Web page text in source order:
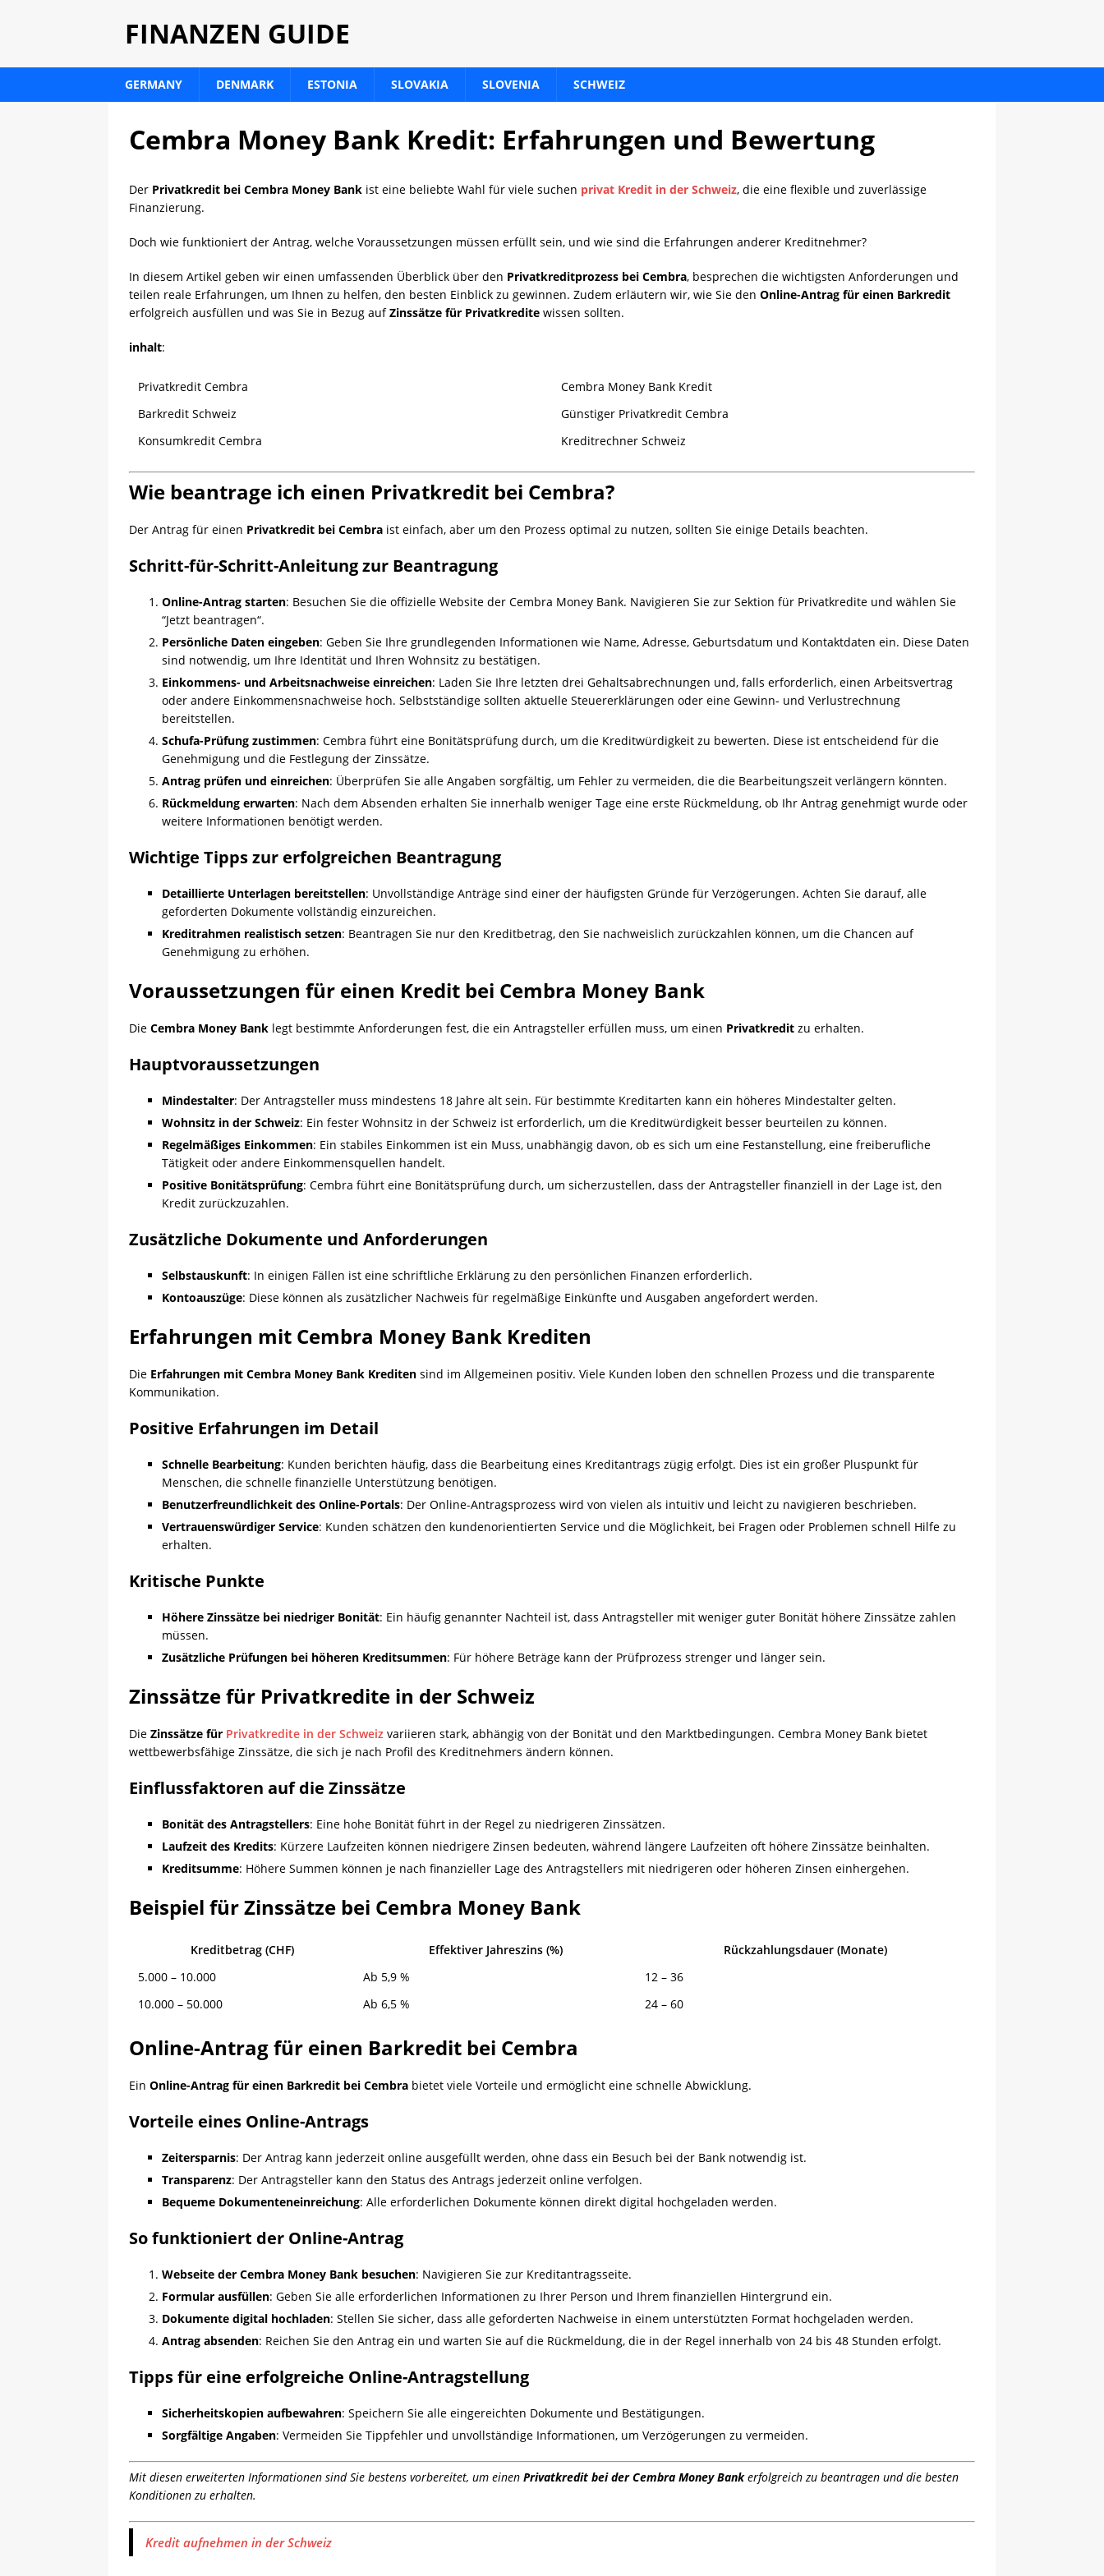
FINANZEN GUIDE
GERMANY DENMARK ESTONIA SLOVAKIA SLOVENIA SCHWEIZ
Cembra Money Bank Kredit: Erfahrungen und Bewertung
Der Privatkredit bei Cembra Money Bank ist eine beliebte Wahl für viele suchen privat Kredit in der Schweiz, die eine flexible und zuverlässige
Finanzierung.
Doch wie funktioniert der Antrag, welche Voraussetzungen müssen erfüllt sein, und wie sind die Erfahrungen anderer Kreditnehmer?
In diesem Artikel geben wir einen umfassenden Überblick über den Privatkreditprozess bei Cembra, besprechen die wichtigsten Anforderungen und
teilen reale Erfahrungen, um Ihnen zu helfen, den besten Einblick zu gewinnen. Zudem erläutern wir, wie Sie den Online-Antrag für einen Barkredit
erfolgreich ausfüllen und was Sie in Bezug aufZinssätze für Privatkredite wissen sollten.
inhalt:
Privatkredit Cembra
Cembra Money Bank Kredit
Barkredit Schweiz
Günstiger Privatkredit Cembra
Konsumkredit Cembra
Kreditrechner Schweiz
Wie beantrage ich einen Privatkredit bei Cembra?
Der Antrag für einen Privatkredit bei Cembra ist einfach, aber um den Prozess optimal zu nutzen, sollten Sie einige Details beachten.
Schritt-für-Schritt-Anleitung zur Beantragung
Online-Antrag starten: Besuchen Sie die offizielle Website der Cembra Money Bank. Navigieren Sie zur Sektion für Privatkredite und wählen Sie
“Jetzt beantragen“.
Persönliche Daten eingeben: Geben Sie Ihre grundlegenden Informationen wie Name, Adresse, Geburtsdatum und Kontaktdaten ein. Diese Daten
sind notwendig, um Ihre Identität und Ihren Wohnsitz zu bestätigen.
Einkommens- und Arbeitsnachweise einreichen: Laden Sie Ihre letzten drei Gehaltsabrechnungen und, falls erforderlich, einen Arbeitsvertrag
oder andere Einkommensnachweise hoch. Selbstständige sollten aktuelle Steuererklärungen oder eine Gewinn- und Verlustrechnung
bereitstellen.
Schufa-Prüfung zustimmen: Cembra führt eine Bonitätsprüfung durch, um die Kreditwürdigkeit zu bewerten. Diese ist entscheidend für die
Genehmigung und die Festlegung der Zinssätze.
Antrag prüfen und einreichen: Überprüfen Sie alle Angaben sorgfältig, um Fehler zu vermeiden, die die Bearbeitungszeit verlängern könnten.
Rückmeldung erwarten: Nach dem Absenden erhalten Sie innerhalb weniger Tage eine erste Rückmeldung, ob Ihr Antrag genehmigt wurde oder
weitere Informationen benötigt werden.
Wichtige Tipps zur erfolgreichen Beantragung
Detaillierte Unterlagen bereitstellen: Unvollständige Anträge sind einer der häufigsten Gründe für Verzögerungen. Achten Sie darauf, alle
geforderten Dokumente vollständig einzureichen.
Kreditrahmen realistisch setzen: Beantragen Sie nur den Kreditbetrag, den Sie nachweislich zurückzahlen können, um die Chancen auf
Genehmigung zu erhöhen.
Voraussetzungen für einen Kredit bei Cembra Money Bank
Die Cembra Money Bank legt bestimmte Anforderungen fest, die ein Antragsteller erfüllen muss, um einen Privatkredit zu erhalten.
Hauptvoraussetzungen
Mindestalter: Der Antragsteller muss mindestens 18 Jahre alt sein. Für bestimmte Kreditarten kann ein höheres Mindestalter gelten.
Wohnsitz in der Schweiz: Ein fester Wohnsitz in der Schweiz ist erforderlich, um die Kreditwürdigkeit besser beurteilen zu können.
Regelmäßiges Einkommen: Ein stabiles Einkommen ist ein Muss, unabhängig davon, ob es sich um eine Festanstellung, eine freiberufliche
Tätigkeit oder andere Einkommensquellen handelt.
Positive Bonitätsprüfung: Cembra führt eine Bonitätsprüfung durch, um sicherzustellen, dass der Antragsteller finanziell in der Lage ist, den
Kredit zurückzuzahlen.
Zusätzliche Dokumente und Anforderungen
Selbstauskunft: In einigen Fällen ist eine schriftliche Erklärung zu den persönlichen Finanzen erforderlich.
Kontoauszüge: Diese können als zusätzlicher Nachweis für regelmäßige Einkünfte und Ausgaben angefordert werden.
Erfahrungen mit Cembra Money Bank Krediten
Die Erfahrungen mit Cembra Money Bank Krediten sind im Allgemeinen positiv. Viele Kunden loben den schnellen Prozess und die transparente
Kommunikation.
Positive Erfahrungen im Detail
Schnelle Bearbeitung: Kunden berichten häufig, dass die Bearbeitung eines Kreditantrags zügig erfolgt. Dies ist ein großer Pluspunkt für
Menschen, die schnelle finanzielle Unterstützung benötigen.
Benutzerfreundlichkeit des Online-Portals: Der Online-Antragsprozess wird von vielen als intuitiv und leicht zu navigieren beschrieben.
Vertrauenswürdiger Service: Kunden schätzen den kundenorientierten Service und die Möglichkeit, bei Fragen oder Problemen schnell Hilfe zu
erhalten.
Kritische Punkte
Höhere Zinssätze bei niedriger Bonität: Ein häufig genannter Nachteil ist, dass Antragsteller mit weniger guter Bonität höhere Zinssätze zahlen
müssen.
Zusätzliche Prüfungen bei höheren Kreditsummen: Für höhere Beträge kann der Prüfprozess strenger und länger sein.
Zinssätze für Privatkredite in der Schweiz
Die Zinssätze für Privatkredite in der Schweiz variieren stark, abhängig von der Bonität und den Marktbedingungen. Cembra Money Bank bietet
wettbewerbsfähige Zinssätze, die sich je nach Profil des Kreditnehmers ändern können.
Einflussfaktoren auf die Zinssätze
Bonität des Antragstellers: Eine hohe Bonität führt in der Regel zu niedrigeren Zinssätzen.
Laufzeit des Kredits: Kürzere Laufzeiten können niedrigere Zinsen bedeuten, während längere Laufzeiten oft höhere Zinssätze beinhalten.
Kreditsumme: Höhere Summen können je nach finanzieller Lage des Antragstellers mit niedrigeren oder höheren Zinsen einhergehen.
Beispiel für Zinssätze bei Cembra Money Bank
Kreditbetrag (CHF) Effektiver Jahreszins (%)
Rückzahlungsdauer (Monate)
5.000 – 10.000
Ab 5,9 %
12 – 36
10.000 – 50.000
Ab 6,5 % 24 – 60
Online-Antrag für einen Barkredit bei Cembra
Ein Online-Antrag für einen Barkredit bei Cembra bietet viele Vorteile und ermöglicht eine schnelle Abwicklung.
Vorteile eines Online-Antrags
Zeitersparnis: Der Antrag kann jederzeit online ausgefüllt werden, ohne dass ein Besuch bei der Bank notwendig ist.
Transparenz: Der Antragsteller kann den Status des Antrags jederzeit online verfolgen.
Bequeme Dokumenteneinreichung: Alle erforderlichen Dokumente können direkt digital hochgeladen werden.
So funktioniert der Online-Antrag
Webseite der Cembra Money Bank besuchen: Navigieren Sie zur Kreditantragsseite.
Formular ausfüllen: Geben Sie alle erforderlichen Informationen zu Ihrer Person und Ihrem finanziellen Hintergrund ein.
Dokumente digital hochladen: Stellen Sie sicher, dass alle geforderten Nachweise in einem unterstützten Format hochgeladen werden.
Antrag absenden: Reichen Sie den Antrag ein und warten Sie auf die Rückmeldung, die in der Regel innerhalb von 24 bis 48 Stunden erfolgt.
Tipps für eine erfolgreiche Online-Antragstellung
Sicherheitskopien aufbewahren: Speichern Sie alle eingereichten Dokumente und Bestätigungen.
Sorgfältige Angaben: Vermeiden Sie Tippfehler und unvollständige Informationen, um Verzögerungen zu vermeiden.
Mit diesen erweiterten Informationen sind Sie bestens vorbereitet, um einen Privatkredit bei der Cembra Money Bankerfolgreich zu beantragen und die besten
Konditionen zu erhalten.
Kredit aufnehmen in der Schweiz